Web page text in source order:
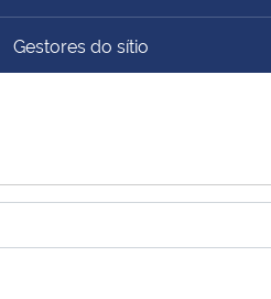
Ministério do
Gestores do sítio